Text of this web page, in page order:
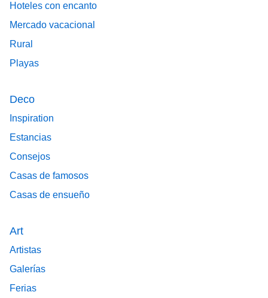
Hoteles con encanto
Mercado vacacional
Rural
Playas
Deco
Inspiration
Estancias
Consejos
Casas de famosos
Casas de ensueño
Art
Artistas
Galerías
Ferias